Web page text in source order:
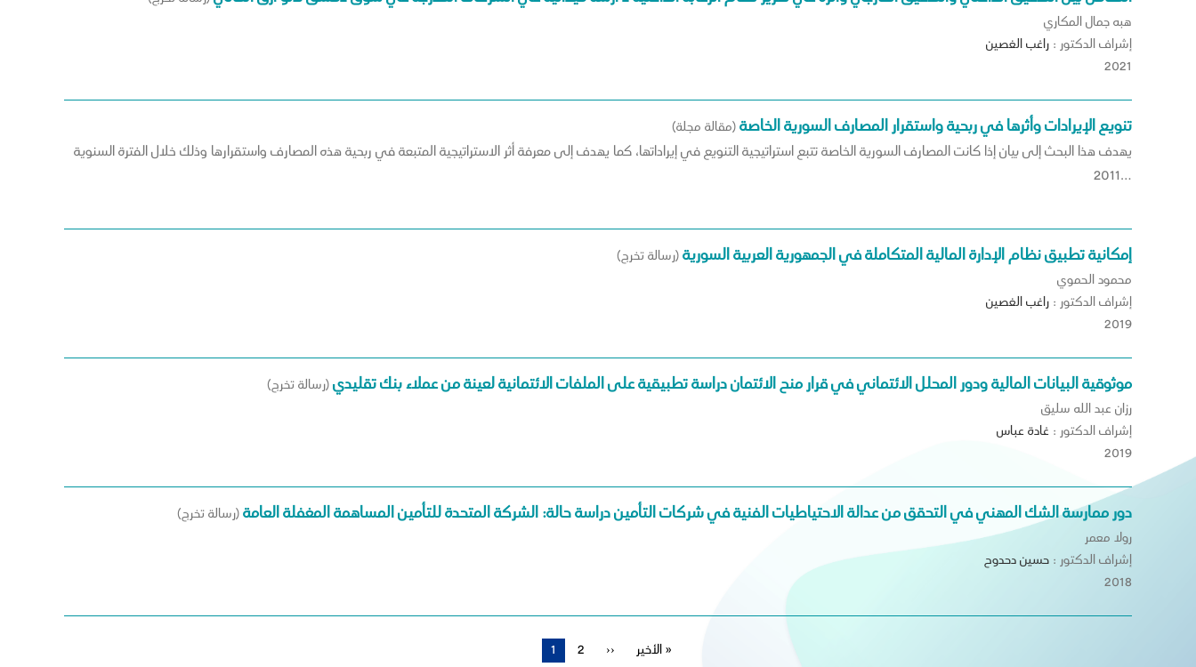
هبه جمال المكاري
إشراف الدكتور : راغبالغصين
2021
تنويع الإيرادات وأثرها في ربحية واستقرار المصارف السورية الخاصة(مقالة مجلة)
يهدف هذا البحث إلى بيان إذا كانت المصارف السورية الخاصة تتبع استراتيجية التنويع في إيراداتها، كما يهدف إلى معرفة أثر الاستراتيجية المتبعة في ربحية هذه المصارف واستقرارها وذلك خلال الفترة السنوية
2011…
إمكانية تطبيق نظام الإدارة المالية المتكاملة في الجمهورية العربية السورية(رسالة تخرج)
محمود الحموي
إشراف الدكتور : راغبالغصين
2019
موثوقية البيانات المالية ودور المحلل الائتماني في قرار منح الائتمان دراسة تطبيقية على الملفات الائتمانية لعينة من عملاء بنك تقليدي(رسالة تخرج)
رزان عبد الله سليق
إشراف الدكتور : غادة عباس
2019
دور ممارسة الشك المهني في التحقق من عدالة الاحتياطيات الفنية في شركات التأمين دراسة حالة: الشركة المتحدة للتأمين المساهمة المغفلة العامة(رسالة تخرج)
رولا معمر
إشراف الدكتور : حسيندحدوح
2018
الصفحة
1 Page
2
الصفحة
››
آخر
الأخير »